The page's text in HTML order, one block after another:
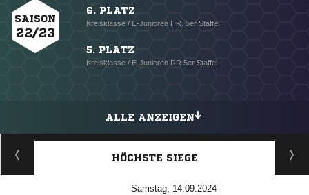
SAISON
22/23
6. PLATZ
Kreisklasse / E-Junioren HR. 5er Staffel
5. PLATZ
Kreisklasse / E-Junioren RR 5er Staffel
ALLE ANZEIGEN
HÖCHSTE SIEGE
Samstag, 14.09.2024